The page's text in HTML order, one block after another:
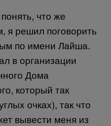
что же
я решил поговорить
по имени Лайша.
в организации
Дома
который так
очках), так что
вывести меня из